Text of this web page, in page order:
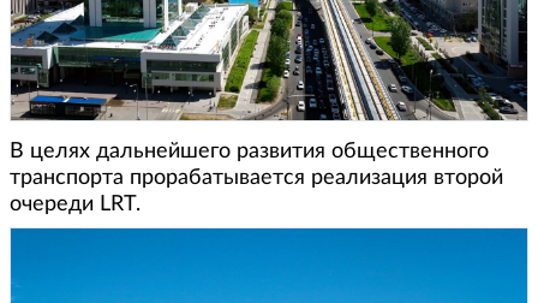
В целях дальнейшего развития общественного
транспорта прорабатывается реализация второй
очереди LRT.